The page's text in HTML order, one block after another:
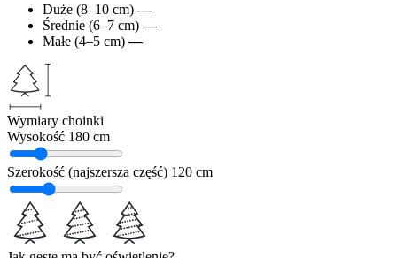
Duże (8–10 cm) —
Średnie (6–7 cm) —
Małe (4–5 cm) —
Wymiary choinki
Wysokość 180 cm
Szerokość (najszersza część) 120 cm